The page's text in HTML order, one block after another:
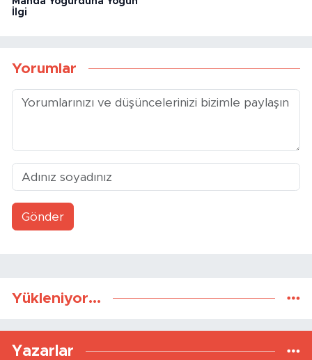
İlgi
Yorumlar
Gönder
Yükleniyor...
Yazarlar